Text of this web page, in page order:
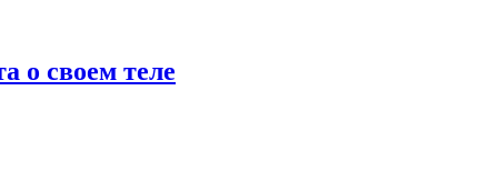
о своем теле